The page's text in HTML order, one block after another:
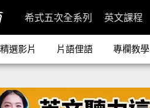
希式五次全系列 英文課程
精選影片 片語俚語 專欄教學